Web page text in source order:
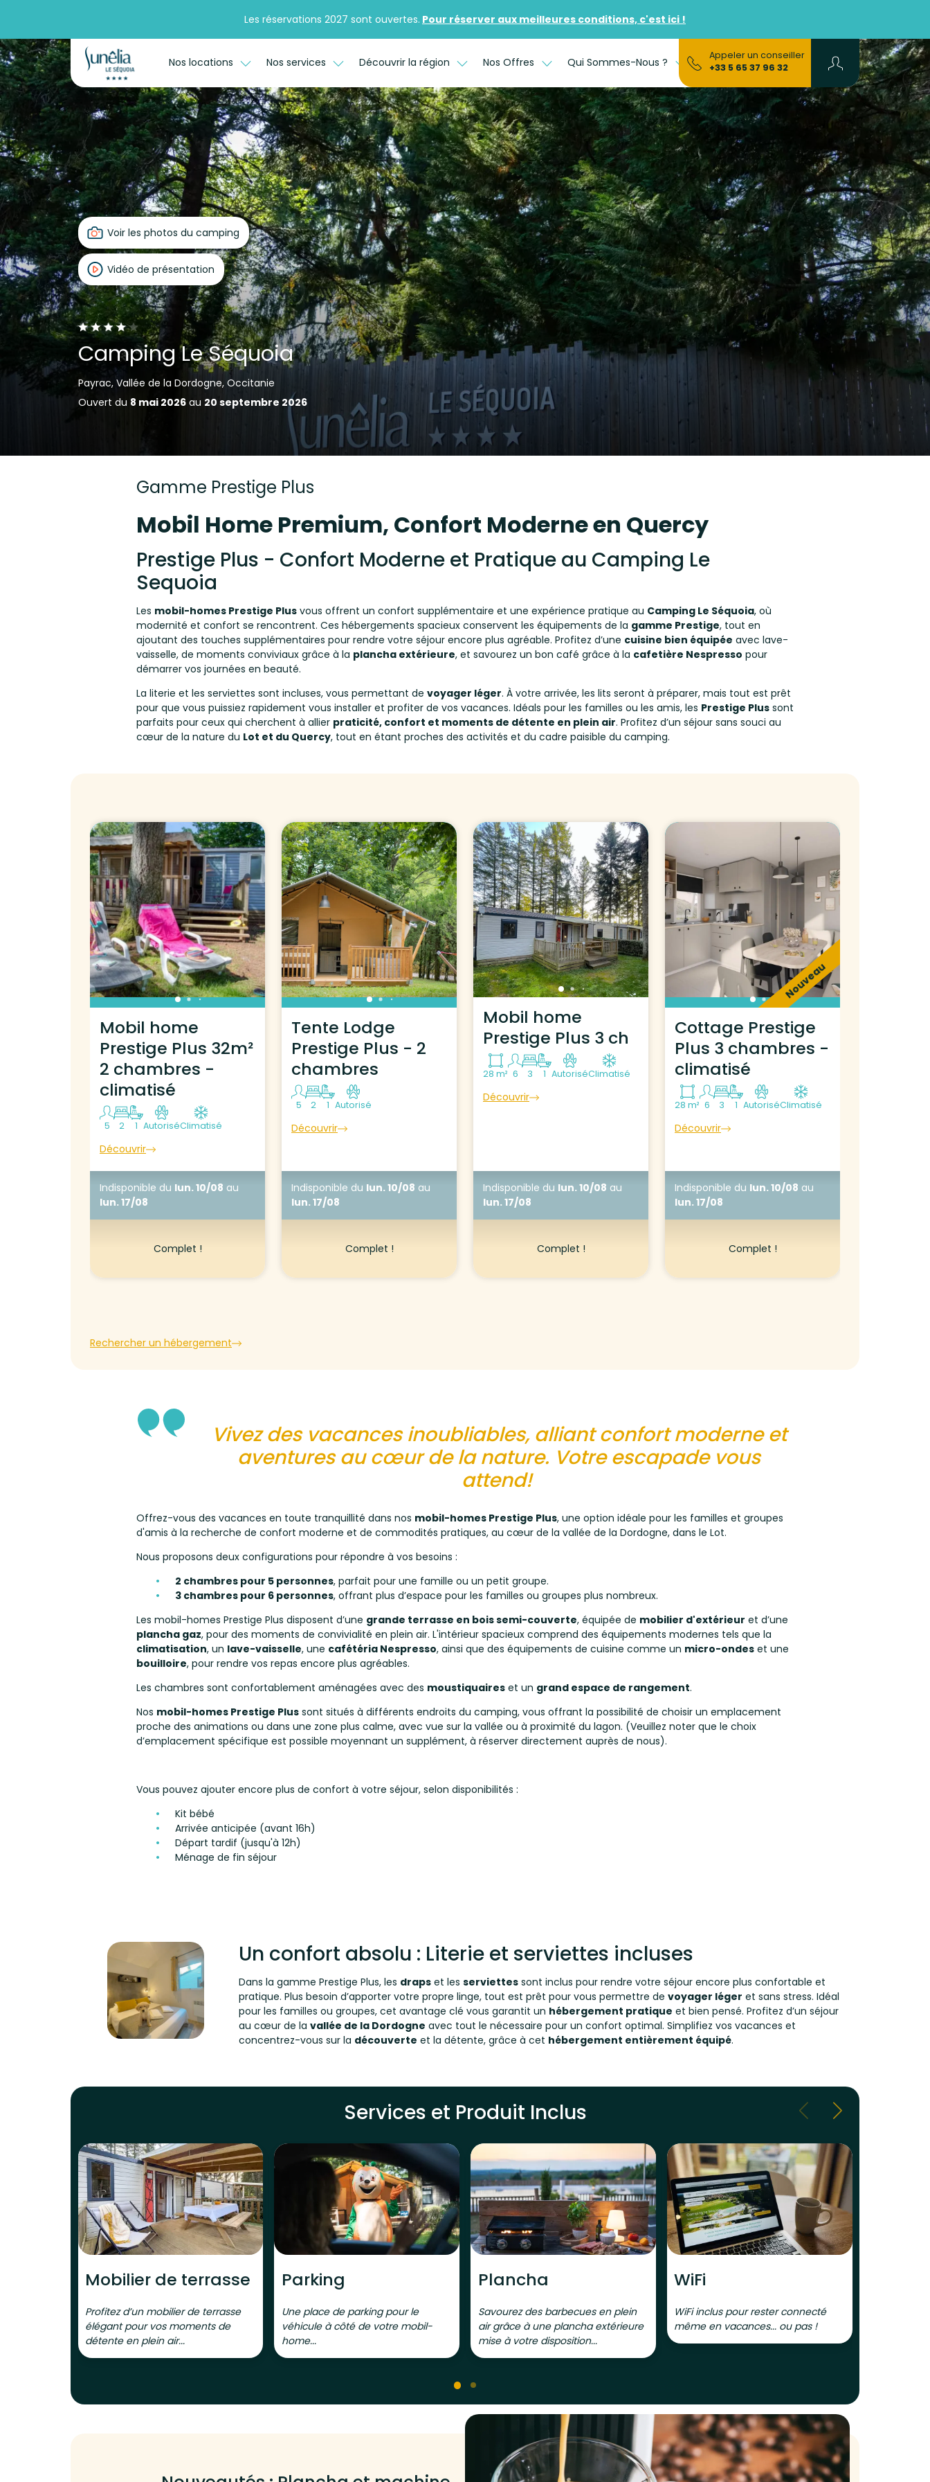
Les réservations 2027 sont ouvertes. Pour réserver aux meilleures conditions, c'est ici !
Nos locations Nos services Découvrir la région Nos Offres Qui Sommes-Nous ? FAQs
Appeler un conseiller
+33 5 65 37 96 32
Voir les photos du camping
Vidéo de présentation
Camping Le Séquoia
Payrac, Vallée de la Dordogne, Occitanie
Ouvert du 8 mai 2026au 20 septembre 2026
Gamme Prestige Plus
Mobil Home Premium, Confort Moderne en Quercy
Prestige Plus - Confort Moderne et Pratique au Camping Le
Sequoia
Les mobil-homes Prestige Plusvous offrent un confort supplémentaire et une expérience pratique au Camping Le Séquoia, où
modernité et confort se rencontrent. Ces hébergements spacieux conservent les équipements de la gamme Prestige, tout en
ajoutant des touches supplémentaires pour rendre votre séjour encore plus agréable. Profitez d’une cuisine bien équipée avec lave-
vaisselle, de moments conviviaux grâce à la plancha extérieure, et savourez un bon café grâce à la cafetière Nespresso pour
démarrer vos journées en beauté.
La literie et les serviettes sont incluses, vous permettant de voyager léger. À votre arrivée, les lits seront à préparer, mais tout est prêt
pour que vous puissiez rapidement vous installer et profiter de vos vacances. Idéals pour les familles ou les amis, les Prestige Plussont
parfaits pour ceux qui cherchent à allier praticité, confort et moments de détente en plein air. Profitez d’un séjour sans souci au
cœur de la nature du Lot et du Quercy, tout en étant proches des activités et du cadre paisible du camping.
Mobil home
Prestige Plus 32m²
2 chambres -
climatisé
5 2 1 AutoriséClimatisé
Découvrir
Indisponible du lun. 10/08 au
lun. 17/08
Complet !
Tente Lodge
Prestige Plus - 2
chambres
5 2 1 Autorisé
Découvrir
Indisponible du lun. 10/08 au
lun. 17/08
Complet !
Mobil home
Prestige Plus 3 ch
28 m² 6 3 1 AutoriséClimatisé
Découvrir
Indisponible du lun. 10/08 au
lun. 17/08
Complet !
Nouveau
Cottage Prestige
Plus 3 chambres -
climatisé
28 m² 6 3 1 AutoriséClimatisé
Découvrir
Indisponible du lun. 10/08 au
lun. 17/08
Complet !
Rechercher un hébergement
Vivez des vacances inoubliables, alliant confort moderne et
aventures au cœur de la nature. Votre escapade vous
attend!
Offrez-vous des vacances en toute tranquillité dans nos mobil-homes Prestige Plus, une option idéale pour les familles et groupes
d'amis à la recherche de confort moderne et de commodités pratiques, au cœur de la vallée de la Dordogne, dans le Lot.
Nous proposons deux configurations pour répondre à vos besoins :
2 chambres pour 5 personnes, parfait pour une famille ou un petit groupe.
3 chambres pour 6 personnes, offrant plus d’espace pour les familles ou groupes plus nombreux.
Les mobil-homes Prestige Plus disposent d’une grande terrasse en bois semi-couverte, équipée de mobilier d'extérieur et d’une
plancha gaz, pour des moments de convivialité en plein air. L'intérieur spacieux comprend des équipements modernes tels que la
climatisation, un lave-vaisselle, une cafétéria Nespresso, ainsi que des équipements de cuisine comme un micro-ondeset une
bouilloire, pour rendre vos repas encore plus agréables.
Les chambres sont confortablement aménagées avec des moustiquaireset un grand espace de rangement.
Nos mobil-homes Prestige Plussont situés à différents endroits du camping, vous offrant la possibilité de choisir un emplacement
proche des animations ou dans une zone plus calme, avec vue sur la vallée ou à proximité du lagon. (Veuillez noter que le choix
d’emplacement spécifique est possible moyennant un supplément, à réserver directement auprès de nous).
Vous pouvez ajouter encore plus de confort à votre séjour, selon disponibilités :
Kit bébé
Arrivée anticipée (avant 16h)
Départ tardif (jusqu'à 12h)
Ménage de fin séjour
Un confort absolu : Literie et serviettes incluses
Dans la gamme Prestige Plus, les drapset les serviettessont inclus pour rendre votre séjour encore plus confortable et
pratique. Plus besoin d’apporter votre propre linge, tout est prêt pour vous permettre de voyager léger et sans stress. Idéal
pour les familles ou groupes, cet avantage clé vous garantit un hébergement pratique et bien pensé. Profitez d’un séjour
au cœur de la vallée de la Dordogne avec tout le nécessaire pour un confort optimal. Simplifiez vos vacances et
concentrez-vous sur la découverte et la détente, grâce à cet hébergement entièrement équipé.
Services et Produit Inclus
Mobilier de terrasse
Profitez d’un mobilier de terrasse
élégant pour vos moments de
détente en plein air...
Parking
Une place de parking pour le
véhicule à côté de votre mobil-
home...
Plancha
Savourez des barbecues en plein
air grâce à une plancha extérieure
mise à votre disposition...
WiFi
WiFi inclus pour rester connecté
même en vacances... ou pas !